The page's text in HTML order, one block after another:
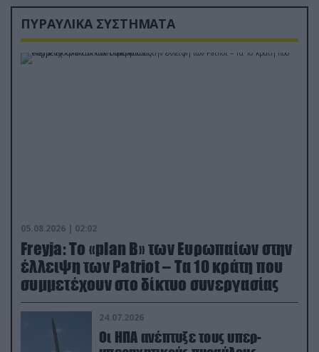
ΠΥΡΑΥΛΙΚΑ ΣΥΣΤΗΜΑΤΑ
05.08.2026 | 02:02
Freyja: Το «plan Β» των Ευρωπαίων στην
έλλειψη των Patriot – Τα 10 κράτη που
συμμετέχουν στο δίκτυο συνεργασίας
24.07.2026
Οι ΗΠΑ ανέπτυξε τους υπερ-